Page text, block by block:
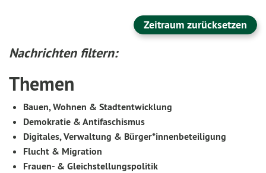
Zeitraum zurücksetzen
Nachrichten filtern:
Themen
Bauen, Wohnen & Stadtentwicklung
Demokratie & Antifaschismus
Digitales, Verwaltung & Bürger*innenbeteiligung
Flucht & Migration
Frauen- & Gleichstellungspolitik